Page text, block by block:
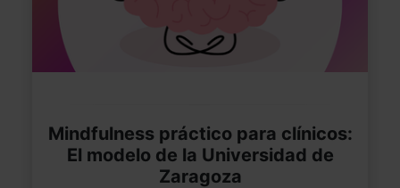
Mindfulness práctico para clínicos:
El modelo de la Universidad de
Zaragoza